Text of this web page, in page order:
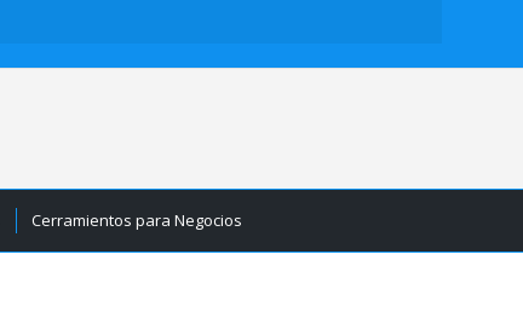
Cerramientos para Negocios